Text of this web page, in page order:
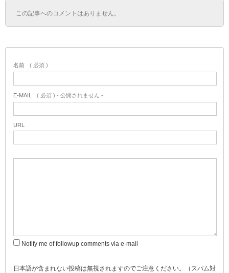
この記事へのコメントはありません。
名前 ( 必須 )
E-MAIL ( 必須 ) - 公開されません -
URL
Notify me of followup comments via e-mail
日本語が含まれない投稿は無視されますのでご注意ください。（スパム対